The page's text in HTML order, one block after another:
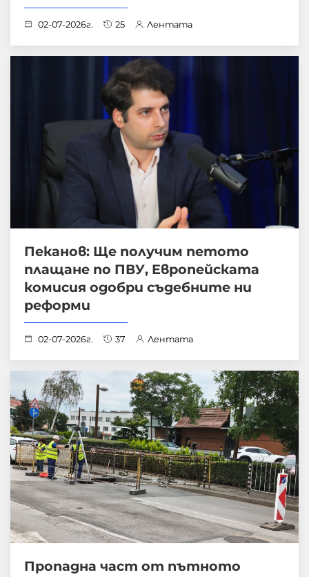
02-07-2026г. 25 Лентата
Пеканов: Ще получим петото
плащане по ПВУ, Европейската
комисия одобри съдебните ни
реформи
02-07-2026г. 37 Лентата
Пропадна част от пътното